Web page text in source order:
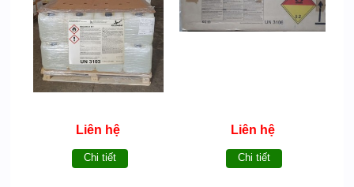
Liên hệ
Chi tiết
Liên hệ
Chi tiết